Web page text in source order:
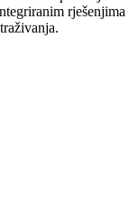
rješenjima